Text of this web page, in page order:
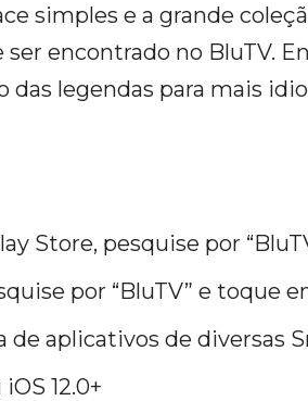
simples e a grande
encontrado no BluTV.
das legendas para mais
Store, pesquise por
por “BluTV” e toque
de aplicativos de diversas
12.0+